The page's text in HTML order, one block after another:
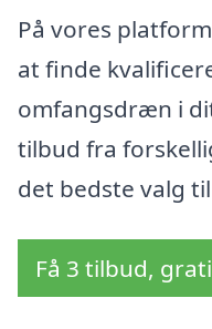
På vores
at finde
omfangsdræn i
tilbud fra
det bedste valg
Få 3 tilbud,